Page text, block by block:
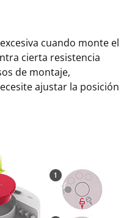
cuando monte el
cierta resistencia
de montaje,
ajustar la posición